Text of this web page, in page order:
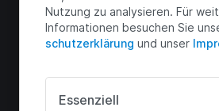
Menü
Leistungen
Nutzung zu analysieren. Für
Informationen besuchen Sie
schutz­erklärung und unser
Essenziell